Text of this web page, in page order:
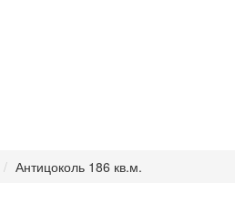
Антицоколь 186 кв.м.